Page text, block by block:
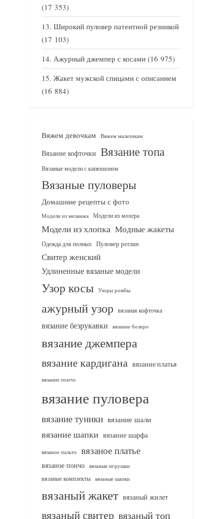
(17 353)
Широкий пуловер патентной резинкой
(17 103)
Ажурный джемпер с косами (16 975)
Жакет мужской спицами с описанием
(16 884)
Вяжем девочкам Вяжем мальчикам
Вязание кофточки Вязание топа
Вязаные модели с капюшоном
Вязаные пуловеры
Домашние рецепты с фото
Модели из меланжа Модели из мохера
Модели из хлопка Модные жакеты
Одежда для полных Пуловер реглан
Свитер женский
Удлиненные вязаные модели
Узор косы Узоры ромбы
ажурный узор вязаная кофточка
вязание безрукавки вязание болеро
вязание джемпера
вязание кардигана вязание платья
вязание пончо
вязание пуловера
вязание туники вязание шали
вязание шапки вязание шарфа
вязаное пальто вязаное платье
вязаное пончо вязаные игрушки
вязаные комплекты
вязаные шапки
вязаный жакет вязаный жилет
вязаный свитер вязаный топ